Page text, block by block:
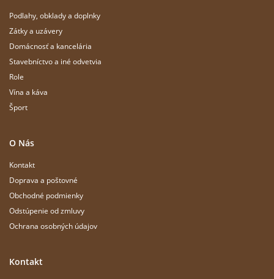
Podlahy, obklady a doplnky
Zátky a uzávery
Domácnosť a kancelária
Stavebníctvo a iné odvetvia
Role
Vína a káva
Šport
O Nás
Kontakt
Doprava a poštovné
Obchodné podmienky
Odstúpenie od zmluvy
Ochrana osobných údajov
Kontakt